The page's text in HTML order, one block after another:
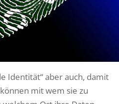
Identität“ aber auch, damit
mit wem sie zu